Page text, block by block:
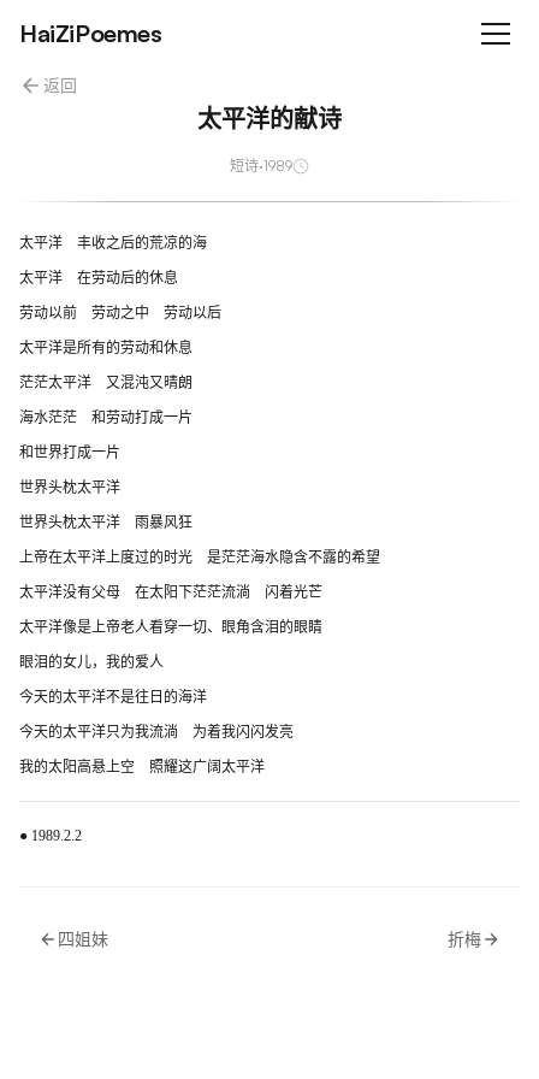
HaiZiPoemes
返回
太平洋的献诗
短诗·1989
太平洋 丰收之后的荒凉的海
太平洋 在劳动后的休息
劳动以前 劳动之中 劳动以后
太平洋是所有的劳动和休息
茫茫太平洋 又混沌又晴朗
海水茫茫 和劳动打成一片
和世界打成一片
世界头枕太平洋
世界头枕太平洋 雨暴风狂
上帝在太平洋上度过的时光 是茫茫海水隐含不露的希望
太平洋没有父母 在太阳下茫茫流淌 闪着光芒
太平洋像是上帝老人看穿一切、眼角含泪的眼睛
眼泪的女儿，我的爱人
今天的太平洋不是往日的海洋
今天的太平洋只为我流淌 为着我闪闪发亮
我的太阳高悬上空 照耀这广阔太平洋
● 1989.2.2
四姐妹 折梅